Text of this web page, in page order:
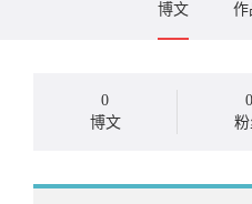
博文 作
0
博文
0
粉